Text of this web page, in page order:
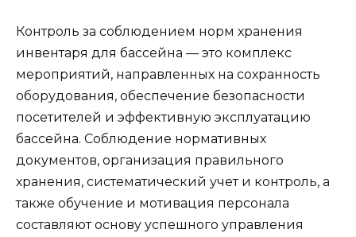
Контроль за соблюдением норм хранения
инвентаря для бассейна — это комплекс
мероприятий, направленных на сохранность
оборудования, обеспечение безопасности
посетителей и эффективную эксплуатацию
бассейна. Соблюдение нормативных
документов, организация правильного
хранения, систематический учет и контроль, а
также обучение и мотивация персонала
составляют основу успешного управления